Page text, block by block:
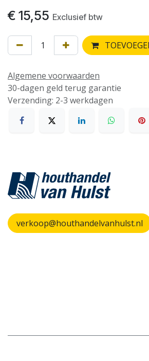
€ 15,55 Exclusief btw
Algemene voorwaarden
30-dagen geld terug garantie
Verzending: 2-3 werkdagen
verkoop@houthandelvanhulst.nl